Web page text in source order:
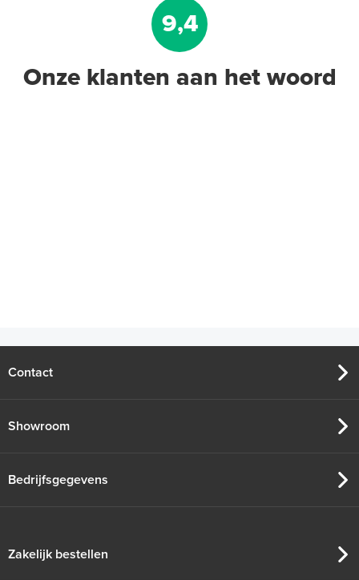
9,4
Onze klanten aan het woord
Contact
Showroom
Bedrijfsgegevens
Zakelijk bestellen